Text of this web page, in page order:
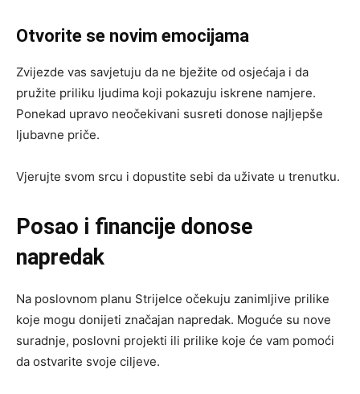
Otvorite se novim emocijama
Zvijezde vas savjetuju da ne bježite od osjećaja i da
pružite priliku ljudima koji pokazuju iskrene namjere.
Ponekad upravo neočekivani susreti donose najljepše
ljubavne priče.
Vjerujte svom srcu i dopustite sebi da uživate u trenutku.
Posao i financije donose
napredak
Na poslovnom planu Strijelce očekuju zanimljive prilike
koje mogu donijeti značajan napredak. Moguće su nove
suradnje, poslovni projekti ili prilike koje će vam pomoći
da ostvarite svoje ciljeve.